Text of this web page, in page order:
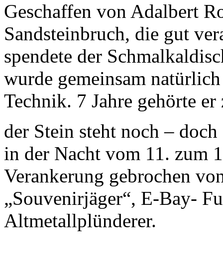
Geschaffen von Adalbert
Sandsteinbruch, die gut
spendete der
wurde gemeinsam
Technik. 7 Jahre gehörte
der Stein steht noch –
in der Nacht vom 11. zum
Verankerung gebrochen
„Souvenirjäger“, E-Bay-
Altmetallplünderer.